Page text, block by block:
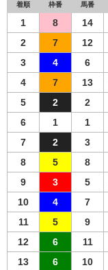
着順 枠番 馬番
1 8 14
2
7 12
3
4 6
4
7 13
5
2 2
6
1 1
7
2 3
8
5 8
9
3 5
10
4 7
11
5 9
12
6 11
13
6 10